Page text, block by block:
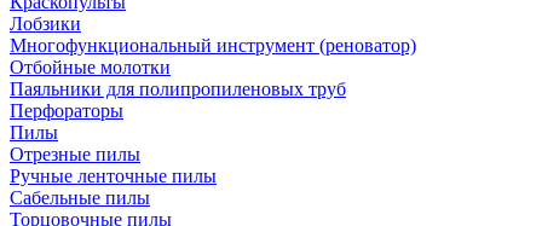
Лобзики
Многофункциональный инструмент (реноватор)
Отбойные молотки
Паяльники для полипропиленовых труб
Перфораторы
Пилы
Отрезные пилы
Ручные ленточные пилы
Сабельные пилы
Торцовочные пилы